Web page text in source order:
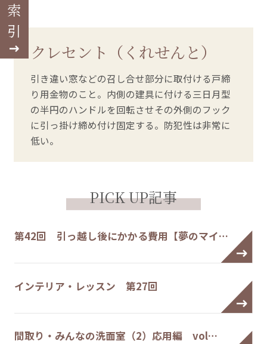
索引
クレセント（くれせんと）
引き違い窓などの召し合せ部分に取付ける戸締
り用金物のこと。内側の建具に付ける三日月型
の半円のハンドルを回転させその外側のフック
に引っ掛け締め付け固定する。防犯性は非常に
低い。
PICK UP記事
第42回 引っ越し後にかかる費用【夢のマイ…
インテリア・レッスン 第27回
間取り・みんなの洗面室（2）応用編 vol…